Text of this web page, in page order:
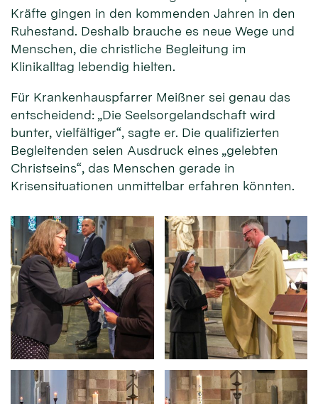
Kräfte gingen in den kommenden Jahren in den
Ruhestand. Deshalb brauche es neue Wege und
Menschen, die christliche Begleitung im
Klinikalltag lebendig hielten.
Für Krankenhauspfarrer Meißner sei genau das
entscheidend: „Die Seelsorgelandschaft wird
bunter, vielfältiger“, sagte er. Die qualifizierten
Begleitenden seien Ausdruck eines „gelebten
Christseins“, das Menschen gerade in
Krisensituationen unmittelbar erfahren könnten.